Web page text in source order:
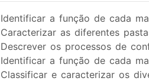
Identificar a função de cada
Caracterizar as diferentes
Descrever os processos de
Identificar a função de cada
Classificar e caracterizar os